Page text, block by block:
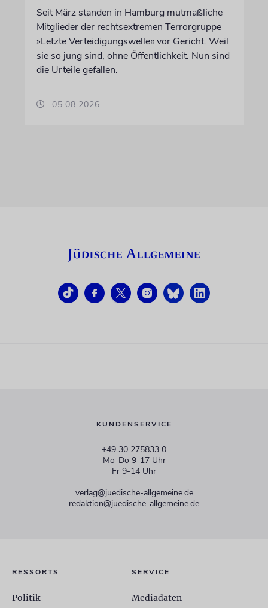
Seit März standen in Hamburg mutmaßliche
Mitglieder der rechtsextremen Terrorgruppe
»Letzte Verteidigungswelle« vor Gericht. Weil
sie so jung sind, ohne Öffentlichkeit. Nun sind
die Urteile gefallen.
05.08.2026
KUNDENSERVICE
+49 30 275833 0
Mo-Do 9-17 Uhr
Fr 9-14 Uhr
verlag@juedische-allgemeine.de
redaktion@juedische-allgemeine.de
RESSORTS
Politik
SERVICE
Mediadaten